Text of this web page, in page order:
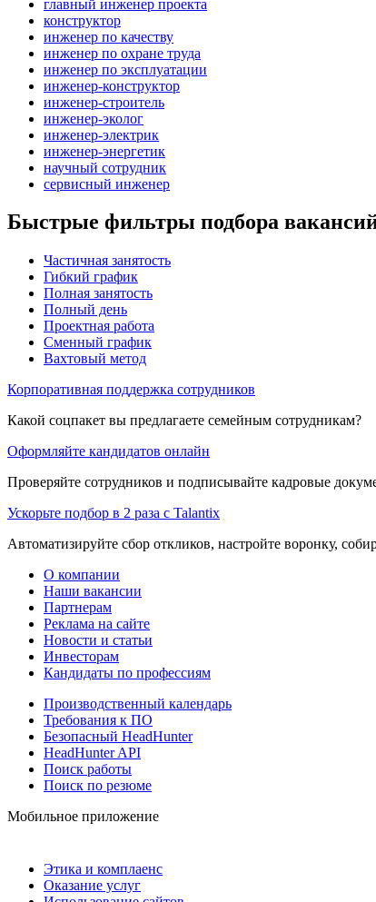
главный инженер проекта
конструктор
инженер по качеству
инженер по охране труда
инженер по эксплуатации
инженер-конструктор
инженер-строитель
инженер-эколог
инженер-электрик
инженер-энергетик
научный сотрудник
сервисный инженер
Быстрые фильтры подбора
Частичная занятость
Гибкий график
Полная занятость
Полный день
Проектная работа
Сменный график
Вахтовый метод
Корпоративная поддержка сотрудников
Какой соцпакет вы предлагаете семейным сотрудникам?
Оформляйте кандидатов онлайн
Проверяйте сотрудников и подписывайте кадровые
Ускорьте подбор в 2 раза с Talantix
Автоматизируйте сбор откликов, настройте воронку,
О компании
Наши вакансии
Партнерам
Реклама на сайте
Новости и статьи
Инвесторам
Кандидаты по профессиям
Производственный календарь
Требования к ПО
Безопасный HeadHunter
HeadHunter API
Поиск работы
Поиск по резюме
Мобильное приложение
Этика и комплаенс
Оказание услуг